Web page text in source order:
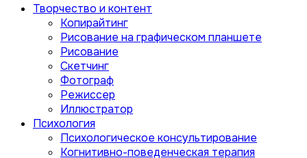
Творчество и контент
Копирайтинг
Рисование на графическом планшете
Рисование
Скетчинг
Фотограф
Режиссер
Иллюстратор
Психология
Психологическое консультирование
Когнитивно-поведенческая терапия